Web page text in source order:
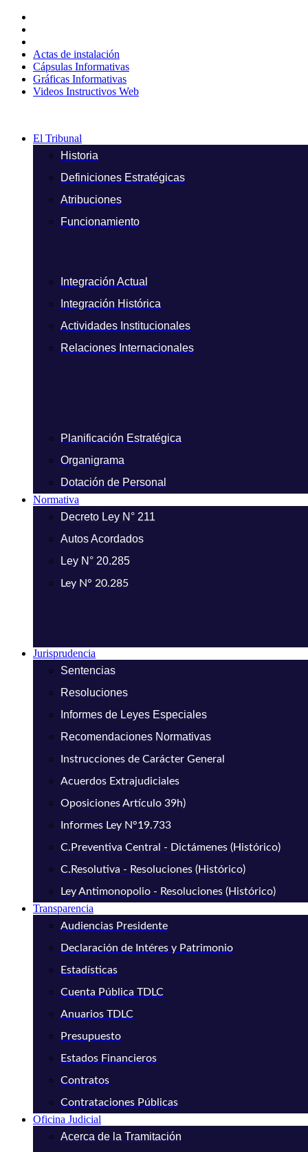
contenido
Actas de instalación
Cápsulas Informativas
Gráficas Informativas
Videos Instructivos Web
El Tribunal
Historia
Definiciones Estratégicas
Atribuciones
Funcionamiento
Integración Actual
Integración Histórica
Actividades Institucionales
Relaciones Internacionales
Planificación Estratégica
Organigrama
Dotación de Personal
Normativa
Decreto Ley N° 211
Autos Acordados
Ley N° 20.285
Ley N° 20.285
Jurisprudencia
Sentencias
Resoluciones
Informes de Leyes Especiales
Recomendaciones Normativas
Instrucciones de Carácter General
Acuerdos Extrajudiciales
Oposiciones Artículo 39h)
Informes Ley N°19.733
C.Preventiva Central - Dictámenes (Histórico)
C.Resolutiva - Resoluciones (Histórico)
Ley Antimonopolio - Resoluciones (Histórico)
Transparencia
Audiencias Presidente
Declaración de Intéres y Patrimonio
Estadísticas
Cuenta Pública TDLC
Anuarios TDLC
Presupuesto
Estados Financieros
Contratos
Contrataciones Públicas
Oficina Judicial
Acerca de la Tramitación